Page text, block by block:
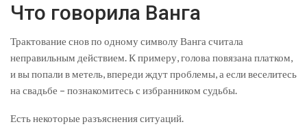
Что говорила Ванга
Трактование снов по одному символу Ванга считала
неправильным действием. К примеру, голова повязана платком,
и вы попали в метель, впереди ждут проблемы, а если веселитесь
на свадьбе – познакомитесь с избранником судьбы.
Есть некоторые разъяснения ситуаций.